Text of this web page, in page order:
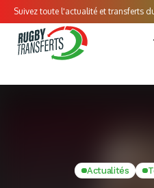
Suivez toute l'actualité et transferts
Actualités